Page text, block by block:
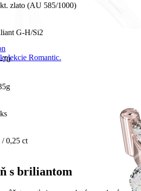
Romantic.
zlato (AU 585/1000)
G-H/Si2
70
/ 0,25 ct
s briliantom